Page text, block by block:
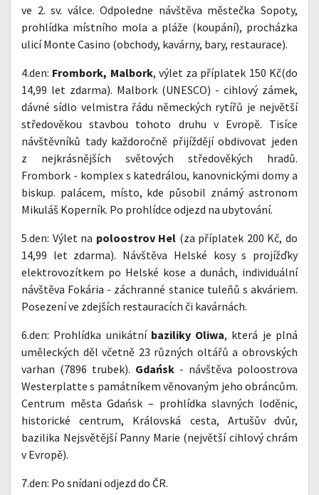
ve 2. sv. válce. Odpoledne návštěva městečka Sopoty,
prohlídka místního mola a pláže (koupání), procházka
ulicí Monte Casino (obchody, kavárny, bary, restaurace).
4.den: Frombork, Malbork, výlet za příplatek 150 Kč(do
14,99 let zdarma). Malbork (UNESCO) - cihlový zámek,
dávné sídlo velmistra řádu německých rytířů je největší
středověkou stavbou tohoto druhu v Evropě. Tisíce
návštěvníků tady každoročně přijíždějí obdivovat jeden
z nejkrásnějších světových středověkých hradů.
Frombork - komplex s katedrálou, kanovnickými domy a
biskup. palácem, místo, kde působil známý astronom
Mikuláš Koperník. Po prohlídce odjezd na ubytování.
5.den: Výlet na poloostrov Hel (za příplatek 200 Kč, do
14,99 let zdarma). Návštěva Helské kosy s projížďky
elektrovozítkem po Helské kose a dunách, individuální
návštěva Fokária - záchranné stanice tuleňů s akváriem.
Posezení ve zdejších restauracích či kavárnách.
6.den: Prohlídka unikátní baziliky Oliwa, která je plná
uměleckých děl včetně 23 různých oltářů a obrovských
varhan (7896 trubek). Gdańsk - návštěva poloostrova
Westerplatte s památníkem věnovaným jeho obráncům.
Centrum města Gdańsk – prohlídka slavných loděnic,
historické centrum, Královská cesta, Artušův dvůr,
bazilika Nejsvětější Panny Marie (největší cihlový chrám
v Evropě).
7.den: Po snídani odjezd do ČR.